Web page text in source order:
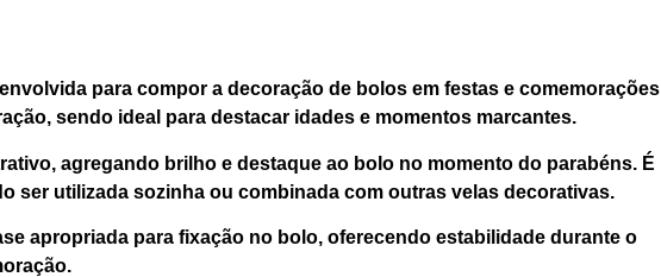
para compor a decoração de bolos em festas e comemorações
sendo ideal para destacar idades e momentos marcantes.
agregando brilho e destaque ao bolo no momento do parabéns. É
ser utilizada sozinha ou combinada com outras velas decorativas.
apropriada para fixação no bolo, oferecendo estabilidade durante o